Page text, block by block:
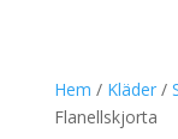
Hem / Kläder/
Flanellskjorta